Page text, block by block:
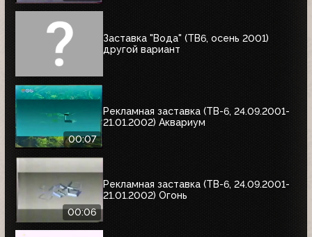
Заставка "Вода" (ТВ6, осень 2001)
другой вариант
00:07
Рекламная заставка (ТВ-6, 24.09.2001-
21.01.2002) Аквариум
00:06
Рекламная заставка (ТВ-6, 24.09.2001-
21.01.2002) Огонь